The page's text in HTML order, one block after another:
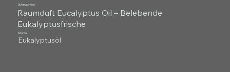
Duftpyramide
Raumduft Eucalyptus Oil – Belebende
Eukalyptusfrische
Aroma
Eukalyptusöl